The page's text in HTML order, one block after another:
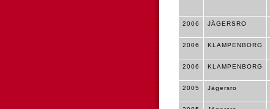
2006 JÄGERSRO
2006 KLAMPENBORG
2006 KLAMPENBORG
2005 Jägersro